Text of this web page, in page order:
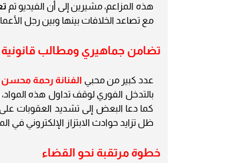
هذه المزاعم، مشيرين إلى أن الفيديو تم
مع تصاعد الخلافات بينها وبين رجل
تضامن جماهيري ومطالب قانونية
عدد كبير من محبي الفنانة رحمة محسن
بالتدخل الفوري لوقف تداول هذه
كما دعا البعض إلى تشديد العقوبات
ظل تزايد حوادث الابتزاز الإلكتروني في
خطوة مرتقبة نحو القضاء